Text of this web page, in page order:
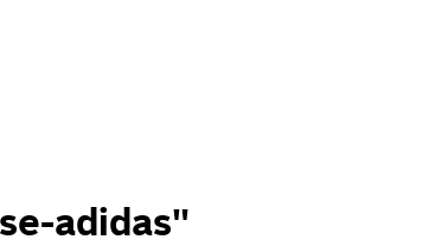
adidas"